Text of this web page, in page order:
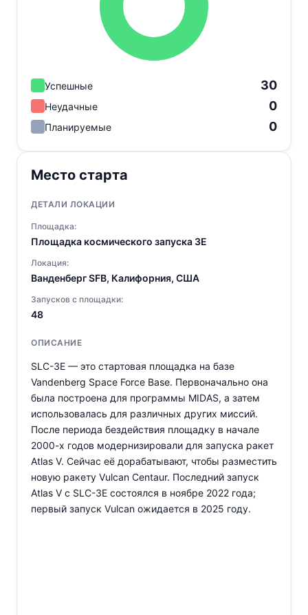
Успешные 30
Неудачные 0
Планируемые 0
Место старта
ДЕТАЛИ ЛОКАЦИИ
Площадка:
Площадка космического запуска 3E
Локация:
Ванденберг SFB, Калифорния, США
Запусков с площадки:
48
ОПИСАНИЕ
SLC-3E — это стартовая площадка на базе
Vandenberg Space Force Base. Первоначально она
была построена для программы MIDAS, а затем
использовалась для различных других миссий.
После периода бездействия площадку в начале
2000-х годов модернизировали для запуска ракет
Atlas V. Сейчас её дорабатывают, чтобы разместить
новую ракету Vulcan Centaur. Последний запуск
Atlas V с SLC-3E состоялся в ноябре 2022 года;
первый запуск Vulcan ожидается в 2025 году.